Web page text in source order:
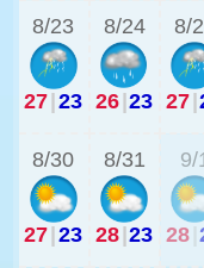
8/23
27 23
8/24
26 23
8/
27
8/30
27 23
8/31
28 23
9/
28